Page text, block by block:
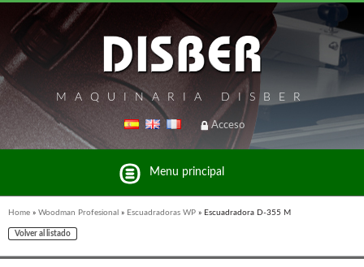
MAQUINARIA DISBER
Acceso
Menu principal
Home » Woodman Profesional » Escuadradoras WP » Escuadradora D-355 M
Volver al listado